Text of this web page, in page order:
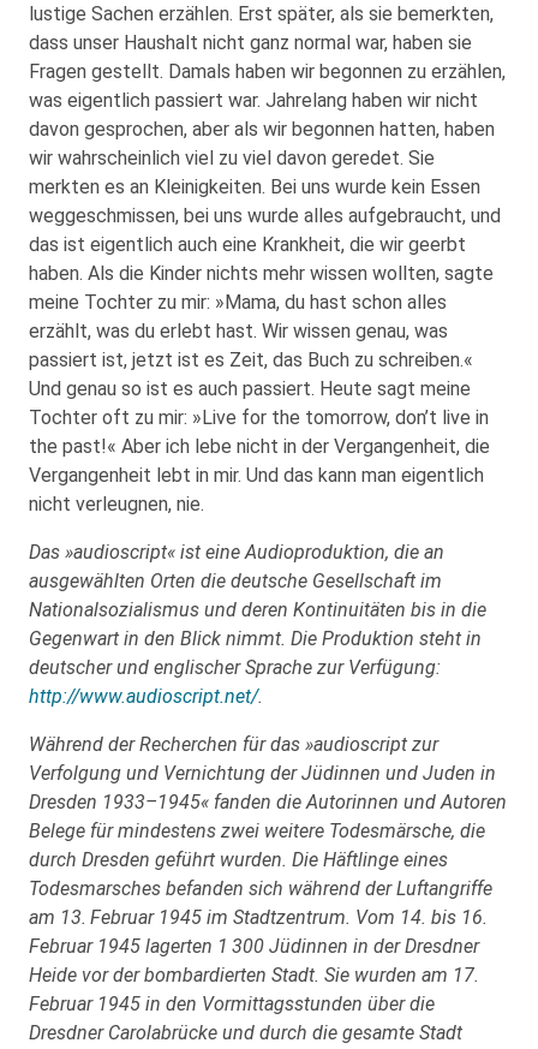
lustige Sachen erzählen. Erst später, als sie bemerkten,
dass unser Haushalt nicht ganz normal war, haben sie
Fragen gestellt. Damals haben wir begonnen zu erzählen,
was eigentlich passiert war. Jahrelang haben wir nicht
davon gesprochen, aber als wir begonnen hatten, haben
wir wahrscheinlich viel zu viel davon geredet. Sie
merkten es an Kleinigkeiten. Bei uns wurde kein Essen
weggeschmissen, bei uns wurde alles aufgebraucht, und
das ist eigentlich auch eine Krankheit, die wir geerbt
haben. Als die Kinder nichts mehr wissen wollten, sagte
meine Tochter zu mir: »Mama, du hast schon alles
erzählt, was du erlebt hast. Wir wissen genau, was
passiert ist, jetzt ist es Zeit, das Buch zu schreiben.«
Und genau so ist es auch passiert. Heute sagt meine
Tochter oft zu mir: »Live for the tomorrow, don’t live in
the past!« Aber ich lebe nicht in der Vergangenheit, die
Vergangenheit lebt in mir. Und das kann man eigentlich
nicht verleugnen, nie.
Das »audioscript« ist eine Audioproduktion, die an
ausgewählten Orten die deutsche Gesellschaft im
Nationalsozialismus und deren Kontinuitäten bis in die
Gegenwart in den Blick nimmt. Die Produktion steht in
deutscher und eng­lischer Sprache zur Verfügung:
http://www.audioscript.net/.
Während der Recherchen für das »audioscript zur
Verfolgung und Vernichtung der Jüdinnen und Juden in
Dresden 1933–1945« fanden die Autorinnen und Autoren
Belege für mindestens zwei weitere Todesmärsche, die
durch Dresden geführt wurden. Die Häftlinge eines
Todesmarsches befanden sich während der Luftangriffe
am 13. Februar 1945 im Stadtzentrum. Vom 14. bis 16.
Februar 1945 lagerten 1 300 Jüdinnen in der Dresdner
Heide vor der bombardierten Stadt. Sie wurden am 17.
Februar 1945 in den Vormittagsstunden über die
Dresdner Carolabrücke und durch die gesamte Stadt